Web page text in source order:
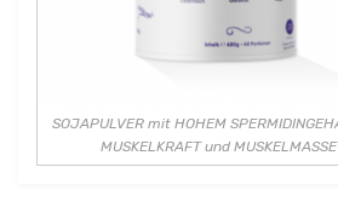
SOJAPULVER mit HOHEM
MUSKELKRAFT und MUSKELMASSE